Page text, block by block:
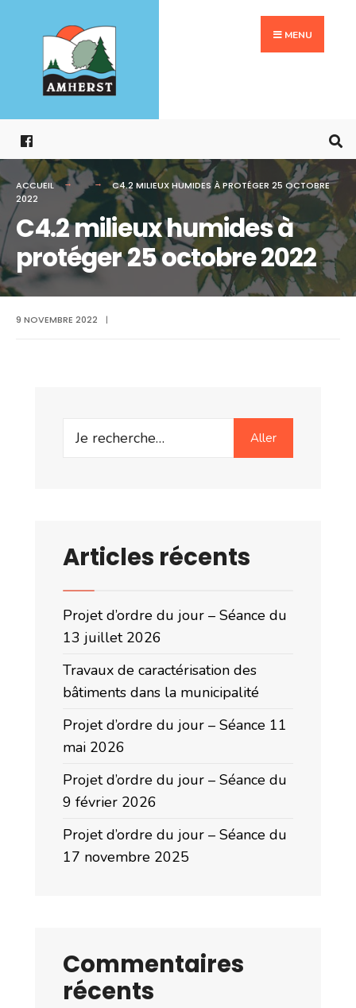
contenu
MENU
ACCUEIL
C4.2 MILIEUX HUMIDES À PROTÉGER 25 OCTOBRE
2022
C4.2 milieux humides à
protéger 25 octobre 2022
9 NOVEMBRE 2022 |
Search
Aller
Articles récents
Projet d’ordre du jour – Séance du
13 juillet 2026
Travaux de caractérisation des
bâtiments dans la municipalité
Projet d’ordre du jour – Séance 11
mai 2026
Projet d’ordre du jour – Séance du
9 février 2026
Projet d’ordre du jour – Séance du
17 novembre 2025
Commentaires
récents
for: